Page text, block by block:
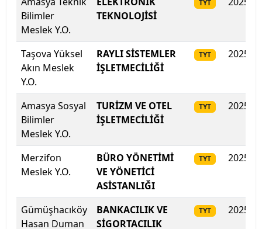
Kilis 7 Aralık Üniversitesi
Kocaeli Sağlık ve Teknoloji Üniversitesi
Kocaeli Üniversitesi
Koç Üniversitesi
Konya Gıda ve Tarım Üniversitesi
Konya Teknik Üniversitesi
KTO Karatay Üniversitesi
Kütahya Dumlupınar Üniversitesi
Bilimler
Meslek Y.O.
TEKNOLOJİSİ
TYT
Taşova Yüksel
Akın Meslek
Y.O.
RAYLI SİSTEMLER
İŞLETMECİLİĞİ
TYT 2025
Amasya Sosyal
Bilimler
Meslek Y.O.
TURİZM VE OTEL
İŞLETMECİLİĞİ
TYT 2025
Merzifon
Meslek Y.O.
BÜRO YÖNETİMİ
VE YÖNETİCİ
ASİSTANLIĞI
TYT 2025
Gümüşhacıköy
Hasan Duman
BANKACILIK VE
SİGORTACILIK
TYT 2025